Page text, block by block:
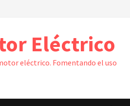
Eléctrico
eléctrico. Fomentando el uso